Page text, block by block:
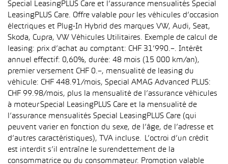
Special LeasingPLUS Care et l’assurance mensualités Special
LeasingPLUS Care. Offre valable pour les véhicules d’occasion
électriques et Plug-In Hybrid des marques VW, Audi, Seat,
Skoda, Cupra, VW Véhicules Utilitaires. Exemple de calcul de
leasing: prix d’achat au comptant: CHF 31’990.–. Intérêt
annuel effectif: 0,60%, durée: 48 mois (15 000 km/an),
premier versement CHF 0.–, mensualité de leasing du
véhicule: CHF 448.91/mois, Special AMAG Advanced PLUS:
CHF 99.98/mois, plus la mensualité de l’assurance véhicules
à moteur Special LeasingPLUS Care et la mensualité de
l’assurance mensualités Special LeasingPLUS Care (qui
peuvent varier en fonction du sexe, de l’âge, de l’adresse et
d’autres caractéristiques), TVA incluse. L’octroi d’un crédit
est interdit s’il entraîne le surendettement de la
consommatrice ou du consommateur. Promotion valable